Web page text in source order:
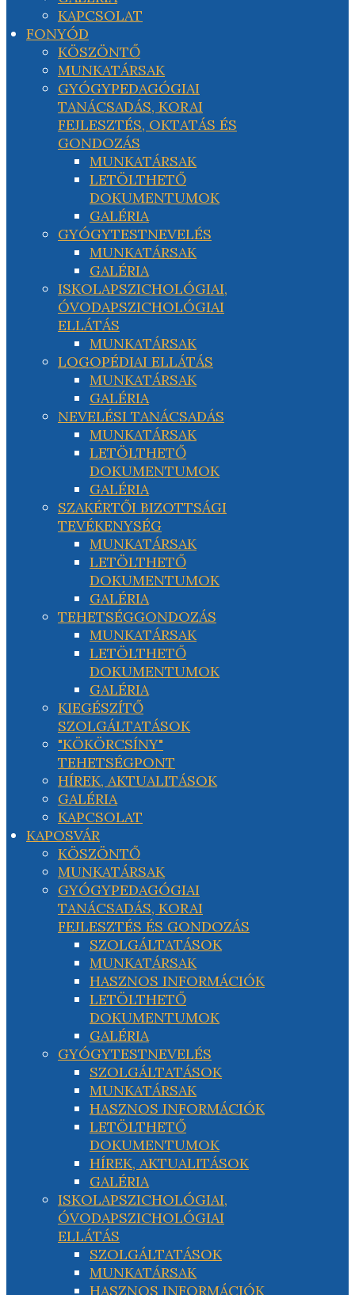
KAPCSOLAT
FONYÓD
KÖSZÖNTŐ
MUNKATÁRSAK
GYÓGYPEDAGÓGIAI
TANÁCSADÁS, KORAI
FEJLESZTÉS, OKTATÁS ÉS
GONDOZÁS
MUNKATÁRSAK
LETÖLTHETŐ
DOKUMENTUMOK
GALÉRIA
GYÓGYTESTNEVELÉS
MUNKATÁRSAK
GALÉRIA
ISKOLAPSZICHOLÓGIAI,
ÓVODAPSZICHOLÓGIAI
ELLÁTÁS
MUNKATÁRSAK
LOGOPÉDIAI ELLÁTÁS
MUNKATÁRSAK
GALÉRIA
NEVELÉSI TANÁCSADÁS
MUNKATÁRSAK
LETÖLTHETŐ
DOKUMENTUMOK
GALÉRIA
SZAKÉRTŐI BIZOTTSÁGI
TEVÉKENYSÉG
MUNKATÁRSAK
LETÖLTHETŐ
DOKUMENTUMOK
GALÉRIA
TEHETSÉGGONDOZÁS
MUNKATÁRSAK
LETÖLTHETŐ
DOKUMENTUMOK
GALÉRIA
KIEGÉSZÍTŐ
SZOLGÁLTATÁSOK
"KÖKÖRCSÍNY"
TEHETSÉGPONT
HÍREK, AKTUALITÁSOK
GALÉRIA
KAPCSOLAT
KAPOSVÁR
KÖSZÖNTŐ
MUNKATÁRSAK
GYÓGYPEDAGÓGIAI
TANÁCSADÁS, KORAI
FEJLESZTÉS ÉS GONDOZÁS
SZOLGÁLTATÁSOK
MUNKATÁRSAK
HASZNOS INFORMÁCIÓK
LETÖLTHETŐ
DOKUMENTUMOK
GALÉRIA
GYÓGYTESTNEVELÉS
SZOLGÁLTATÁSOK
MUNKATÁRSAK
HASZNOS INFORMÁCIÓK
LETÖLTHETŐ
DOKUMENTUMOK
HÍREK, AKTUALITÁSOK
GALÉRIA
ISKOLAPSZICHOLÓGIAI,
ÓVODAPSZICHOLÓGIAI
ELLÁTÁS
SZOLGÁLTATÁSOK
MUNKATÁRSAK
HASZNOS INFORMÁCIÓK